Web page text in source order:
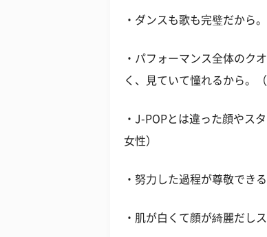
・ダンスも歌も完璧だから
・パフォーマンス全体のク
く、見ていて憧れるから。
・J-POPとは違った顔やス
女性）
・努力した過程が尊敬でき
・肌が白くて顔が綺麗だし